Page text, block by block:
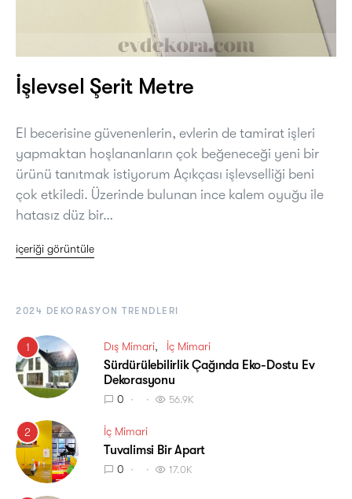
İşlevsel Şerit Metre
El becerisine güvenenlerin, evlerin de tamirat işleri
yapmaktan hoşlananların çok beğeneceği yeni bir
ürünü tanıtmak istiyorum Açıkçası işlevselliği beni
çok etkiledi. Üzerinde bulunan ince kalem oyuğu ile
hatasız düz bir…
içeriği görüntüle
2024 DEKORASYON TRENDLERI
1 Dış Mimari İç Mimari
Sürdürülebilirlik Çağında Eko-Dostu Ev
Dekorasyonu
0 56.9K
2 İç Mimari
Tuvalimsi Bir Apart
0 17.0K